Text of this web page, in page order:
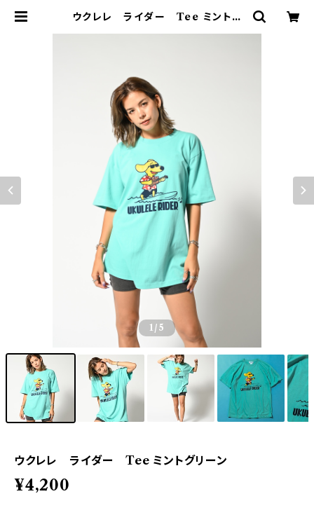
ウクレレ ライダー Tee ミントグ
1 /5
ウクレレ ライダー Tee ミントグリーン
¥4,200